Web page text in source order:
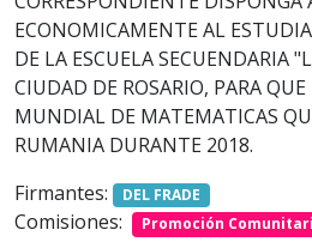
ECONOMICAMENTE AL
DE LA ESCUELA SECUENDARIA
CIUDAD DE ROSARIO, PARA
MUNDIAL DE MATEMATICAS
RUMANIA DURANTE 2018.
Firmantes:
DEL FRADE
Comisiones: Promoción